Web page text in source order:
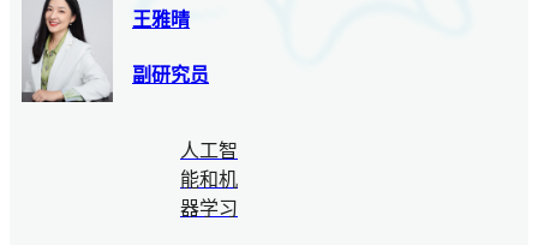
王雅晴
副研究员
人工智
能和机
器学习